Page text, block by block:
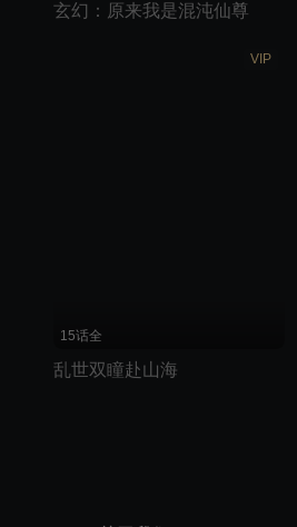
玄幻：原来我是混沌仙尊
VIP
15话全
乱世双瞳赴山海